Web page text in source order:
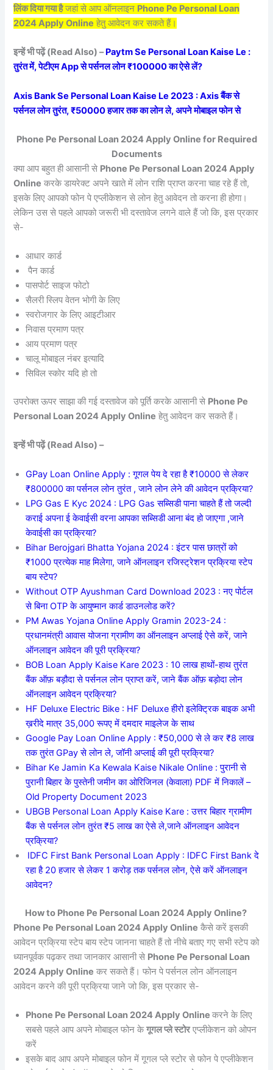
लिंक दिया गया हैजहां से आप ऑनलाइन Phone Pe Personal Loan
2024 Apply Online हेतु आवेदन कर सकते हैं।
इन्हें भी पढ़ें (Read Also) –Paytm Se Personal Loan Kaise Le :
तुरंत में, पेटीएम App से पर्सनल लोन ₹100000 का ऐसे लें?
Axis Bank Se Personal Loan Kaise Le 2023 : Axis बैंक से
पर्सनल लोन तुरंत, ₹50000 हजार तक का लोन ले, अपने मोबाइल फोन से
Phone Pe Personal Loan 2024 Apply Online for Required
Documents
क्या आप बहुत ही आसानी से Phone Pe Personal Loan 2024 Apply
Online करके डायरेक्ट अपने खाते में लोन राशि प्राप्त करना चाह रहे हैं तो,
इसके लिए आपको फोन पे एप्लीकेशन से लोन हेतु आवेदन तो करना ही होगा।
लेकिन उस से पहले आपको जरूरी भी दस्तावेज लगने वाले हैं जो कि, इस प्रकार
से-
आधार कार्ड
पैन कार्ड
पासपोर्ट साइज फोटो
सैलरी स्लिप वेतन भोगी के लिए
स्वरोजगार के लिए आइटीआर
निवास प्रमाण पत्र
आय प्रमाण पत्र
चालू मोबाइल नंबर इत्यादि
सिविल स्कोर यदि हो तो
उपरोक्त ऊपर साझा की गई दस्तावेज को पूर्ति करके आसानी से Phone Pe
Personal Loan 2024 Apply Online हेतु आवेदन कर सकते हैं।
इन्हें भी पढ़ें (Read Also) –
GPay Loan Online Apply : गूगल पेय दे रहा है ₹10000 से लेकर
₹800000 का पर्सनल लोन तुरंत , जाने लोन लेने की आवेदन प्रक्रिया?
LPG Gas E Kyc 2024 : LPG Gas सब्सिडी पाना चाहते हैं तो जल्दी
कराई अपना ई केवाईसी वरना आपका सब्सिडी आना बंद हो जाएगा ,जाने
केवाईसी का प्रक्रिया?
Bihar Berojgari Bhatta Yojana 2024 : इंटर पास छात्रों को
₹1000 प्रत्येक माह मिलेगा, जाने ऑनलाइन रजिस्ट्रेशन प्रक्रिया स्टेप
बाय स्टेप?
Without OTP Ayushman Card Download 2023 : नए पोर्टल
से बिना OTP के आयुष्मान कार्ड डाउनलोड करें?
PM Awas Yojana Online Apply Gramin 2023-24 :
प्रधानमंत्री आवास योजना ग्रामीण का ऑनलाइन अप्लाई ऐसे करें, जाने
ऑनलाइन आवेदन की पूरी प्रक्रिया?
BOB Loan Apply Kaise Kare 2023 : 10 लाख हाथों-हाथ तुरंत
बैंक ऑफ़ बड़ौदा से पर्सनल लोन प्राप्त करें, जाने बैंक ऑफ़ बड़ोदा लोन
ऑनलाइन आवेदन प्रक्रिया?
HF Deluxe Electric Bike : HF Deluxe हीरो इलेक्ट्रिक बाइक अभी
ख़रीदे मात्र 35,000 रूपए में दमदार माइलेज के साथ
Google Pay Loan Online Apply : ₹50,000 से ले कर ₹8 लाख
तक तुरंत GPay से लोन ले, जॉनी अप्लाई की पूरी प्रक्रिया?
Bihar Ke Jamin Ka Kewala Kaise Nikale Online : पुरानी से
पुरानी बिहार के पुस्तेनी जमीन का ओरिजिनल (केवाला) PDF में निकालें –
Old Property Document 2023
UBGB Personal Loan Apply Kaise Kare : उत्तर बिहार ग्रामीण
बैंक से पर्सनल लोन तुरंत ₹5 लाख का ऐसे ले,जाने ऑनलाइन आवेदन
प्रक्रिया?
IDFC First Bank Personal Loan Apply : IDFC First Bank दे
रहा है 20 हजार से लेकर 1 करोड़ तक पर्सनल लोन, ऐसे करें ऑनलाइन
आवेदन?
How to Phone Pe Personal Loan 2024 Apply Online?
Phone Pe Personal Loan 2024 Apply Online कैसे करें इसकी
आवेदन प्रक्रिया स्टेप बाय स्टेप जानना चाहते हैं तो नीचे बताए गए सभी स्टेप को
ध्यानपूर्वक पढ़कर तथा जानकार आसानी से Phone Pe Personal Loan
2024 Apply Online कर सकते हैं। फोन पे पर्सनल लोन ऑनलाइन
आवेदन करने की पूरी प्रक्रिया जाने जो कि, इस प्रकार से-
Phone Pe Personal Loan 2024 Apply Onlineकरने के लिए
सबसे पहले आप अपने मोबाइल फोन केगूगल प्ले स्टोरएप्लीकेशन को ओपन
करें
इसके बाद आप अपने मोबाइल फोन में गूगल प्ले स्टोर से फोन पे एप्लीकेशन